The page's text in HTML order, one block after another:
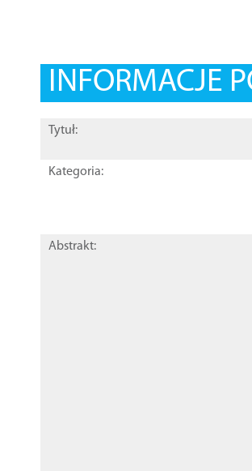
INFORMACJE
Tytuł:
Kategoria:
Abstrakt: